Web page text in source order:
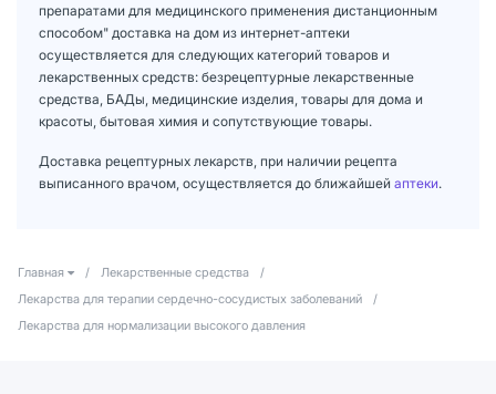
препаратами для медицинского применения дистанционным
способом" доставка на дом из интернет-аптеки
осуществляется для следующих категорий товаров и
лекарственных средств: безрецептурные лекарственные
средства, БАДы, медицинские изделия, товары для дома и
красоты, бытовая химия и сопутствующие товары.
Доставка рецептурных лекарств, при наличии рецепта
выписанного врачом, осуществляется до ближайшей аптеки.
Главная / Лекарственные средства
/
Лекарства для терапии сердечно-сосудистых заболеваний
/
Лекарства для нормализации высокого давления